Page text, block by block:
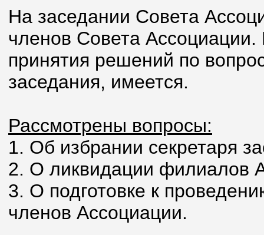
На заседании Совета
членов Совета
принятия решений по
заседания, имеется.
Рассмотрены вопросы:
1. Об избрании секретаря
2. О ликвидации филиалов
3. О подготовке к
членов Ассоциации.